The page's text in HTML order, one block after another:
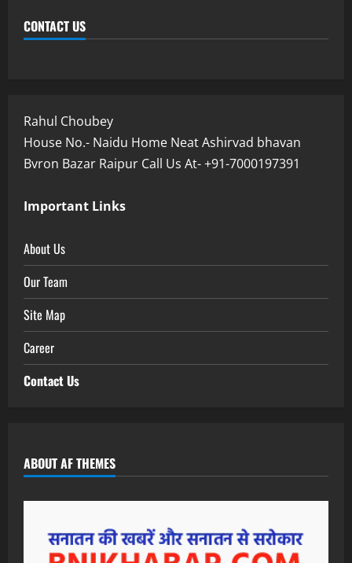
CONTACT US
Rahul Choubey
House No.- Naidu Home Neat Ashirvad bhavan
Bvron Bazar Raipur Call Us At- +91-7000197391
Important Links
About Us
Our Team
Site Map
Career
Contact Us
ABOUT AF THEMES